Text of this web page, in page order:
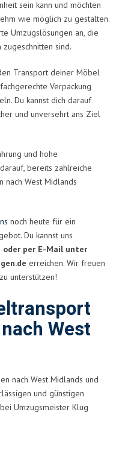
sein kann und möchten
wie möglich zu gestalten.
Umzugslösungen an, die
sind.
Transport deiner Möbel
Verpackung
Du kannst dich darauf
und unversehrt ans Ziel
und hohe
bereits zahlreiche
nach West Midlands
noch heute für ein
Du kannst uns
oder per E-Mail unter
erreichen. Wir freuen
unterstützen!
West
nach West Midlands und
und günstigen
Umzugsmeister Klug